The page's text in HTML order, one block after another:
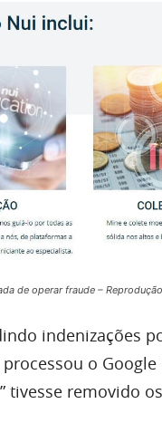
de operar fraude – Reprodução
indenizações
o
tivesse removido